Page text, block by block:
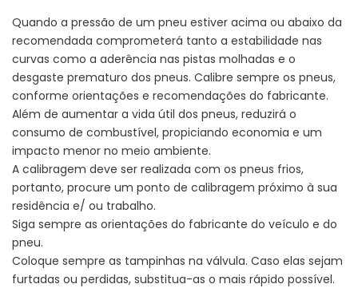
Quando a pressão de um pneu estiver acima ou abaixo da
recomendada comprometerá tanto a estabilidade nas
curvas como a aderência nas pistas molhadas e o
desgaste prematuro dos pneus. Calibre sempre os pneus,
conforme orientações e recomendações do fabricante.
Além de aumentar a vida útil dos pneus, reduzirá o
consumo de combustível, propiciando economia e um
impacto menor no meio ambiente.
A calibragem deve ser realizada com os pneus frios,
portanto, procure um ponto de calibragem próximo à sua
residência e/ ou trabalho.
Siga sempre as orientações do fabricante do veículo e do
pneu.
Coloque sempre as tampinhas na válvula. Caso elas sejam
furtadas ou perdidas, substitua-as o mais rápido possível.